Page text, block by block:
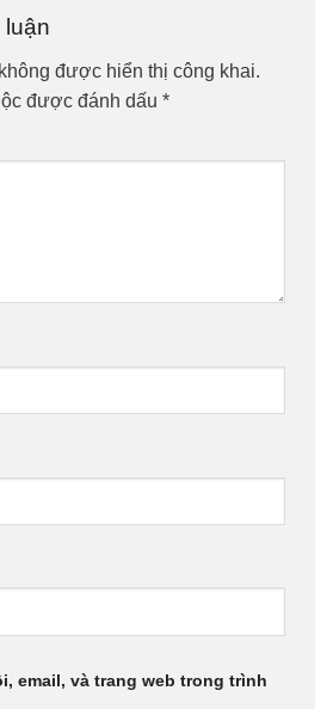
được hiển thị công khai.
được đánh dấu *
email, và trang web trong trình